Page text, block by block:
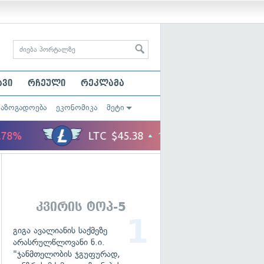
რჩეული რეკლამა
ეკონომიკა მეტი
კვირის ტოპ-5
გიგა ავალიანის საქმეზე
არასრულწლოვანი ნ.ი.
"ჯანმთელობის ჯგუფურად,